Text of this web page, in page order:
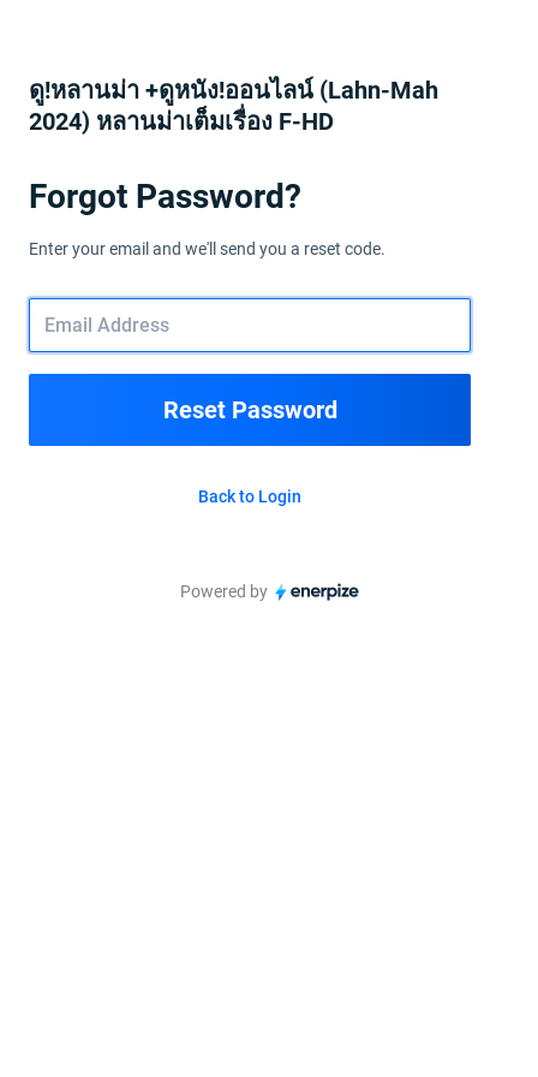
ดู!หลานม่า +ดูหนัง!ออนไลน์ (Lahn-Mah
2024) หลานม่าเต็มเรื่อง F-HD
Forgot Password?
Enter your email and we'll send you a reset code.
Reset Password
Back to Login
Powered by